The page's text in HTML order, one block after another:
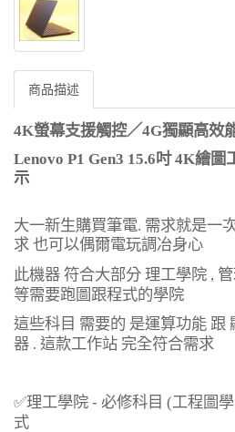
商品描述
4K螢幕支援觸控／4G獨顯高效
Lenovo P1 Gen3 15.6吋4K繪圖
示
大一新生購買筆電. 需求就是一
求 也可以偶爾電玩調冶身心
此機器 符合大部分 理工學院 ,
等需要跑圖跟程式的學院
這些科目 需要的 是運算功能 跟
器 . 這款工作站 完全符合需求
✅理工學院 - 必修科目 (工程圖學
式